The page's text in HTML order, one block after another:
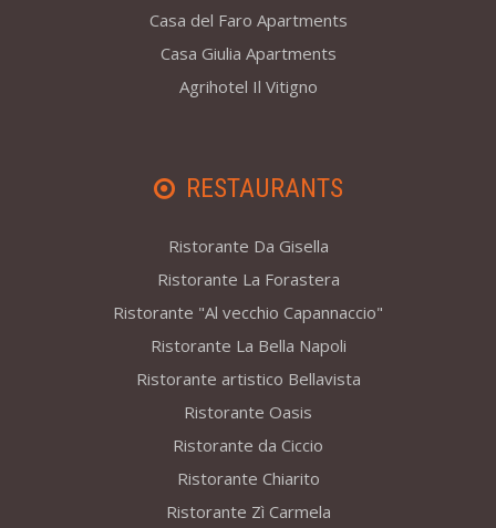
Casa del Faro Apartments
Casa Giulia Apartments
Agrihotel Il Vitigno
RESTAURANTS
Ristorante Da Gisella
Ristorante La Forastera
Ristorante "Al vecchio Capannaccio"
Ristorante La Bella Napoli
Ristorante artistico Bellavista
Ristorante Oasis
Ristorante da Ciccio
Ristorante Chiarito
Ristorante Zì Carmela